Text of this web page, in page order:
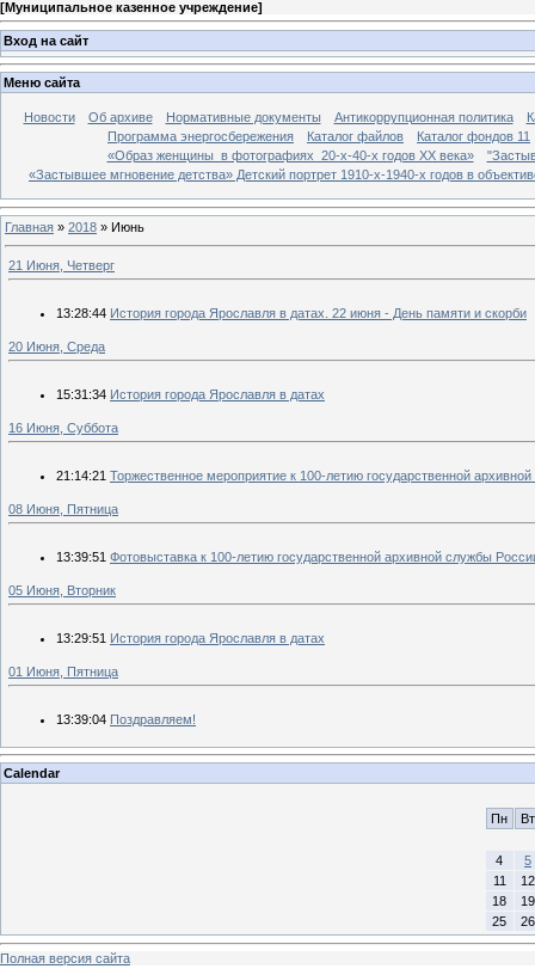
[Муниципальное казенное учреждение]
Вход на сайт
Меню сайта
Новости Об архиве Нормативные документы Антикоррупционная политика
Программа энергосбережения
Каталог файлов
Каталог фондов 11
«Образ женщины в фотографиях 20-х-40-х годов ХХ века»
«Застывшее мгновение детства» Детский портрет 1910-х-1940-х годов в
Главная » 2018 » Июнь
21 Июня, Четверг
13:28:44 История города Ярославля в датах. 22 июня - День памяти и скорби
20 Июня, Среда
15:31:34 История города Ярославля в датах
16 Июня, Суббота
21:14:21 Торжественное мероприятие к 100-летию государственной
08 Июня, Пятница
13:39:51 Фотовыставка к 100-летию государственной архивной службы
05 Июня, Вторник
13:29:51 История города Ярославля в датах
01 Июня, Пятница
13:39:04 Поздравляем!
Calendar
Пн Вт
4
5
11
12
18
19
25
26
Полная версия сайта